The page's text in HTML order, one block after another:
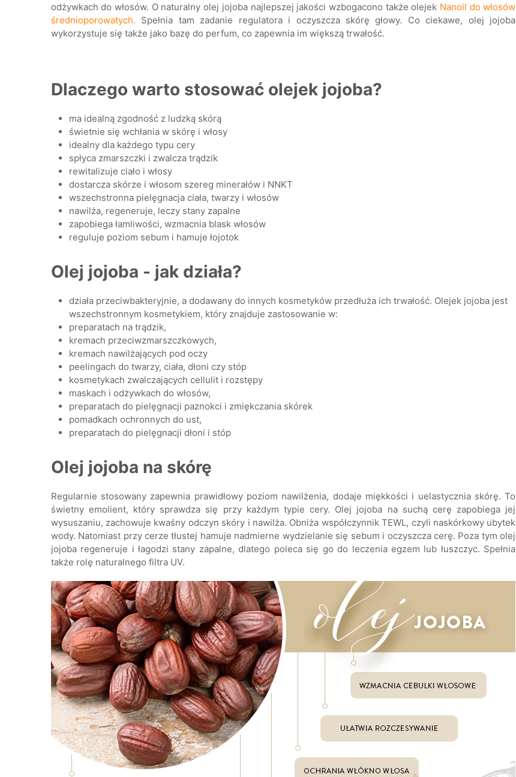
odżywkach do włosów. O naturalny olej jojoba najlepszej jakości wzbogacono także olejek Nanoil do włosów
średnioporowatych. Spełnia tam zadanie regulatora i oczyszcza skórę głowy. Co ciekawe, olej jojoba
wykorzystuje się także jako bazę do perfum, co zapewnia im większą trwałość.
Dlaczego warto stosować olejek jojoba?
ma idealną zgodność z ludzką skórą
świetnie się wchłania w skórę i włosy
idealny dla każdego typu cery
spłyca zmarszczki i zwalcza trądzik
rewitalizuje ciało i włosy
dostarcza skórze i włosom szereg minerałów i NNKT
wszechstronna pielęgnacja ciała, twarzy i włosów
nawilża, regeneruje, leczy stany zapalne
zapobiega łamliwości, wzmacnia blask włosów
reguluje poziom sebum i hamuje łojotok
Olej jojoba - jak działa?
działa przeciwbakteryjnie, a dodawany do innych kosmetyków przedłuża ich trwałość. Olejek jojoba jest
wszechstronnym kosmetykiem, który znajduje zastosowanie w:
preparatach na trądzik,
kremach przeciwzmarszczkowych,
kremach nawilżających pod oczy
peelingach do twarzy, ciała, dłoni czy stóp
kosmetykach zwalczających cellulit i rozstępy
maskach i odżywkach do włosów,
preparatach do pielęgnacji paznokci i zmiękczania skórek
pomadkach ochronnych do ust,
preparatach do pielęgnacji dłoni i stóp
Olej jojoba na skórę
Regularnie stosowany zapewnia prawidłowy poziom nawilżenia, dodaje miękkości i uelastycznia skórę. To
świetny emolient, który sprawdza się przy każdym typie cery. Olej jojoba na suchą cerę zapobiega jej
wysuszaniu, zachowuje kwaśny odczyn skóry i nawilża. Obniża współczynnik TEWL, czyli naskórkowy ubytek
wody. Natomiast przy cerze tłustej hamuje nadmierne wydzielanie się sebum i oczyszcza cerę. Poza tym olej
jojoba regeneruje i łagodzi stany zapalne, dlatego poleca się go do leczenia egzem lub łuszczyc. Spełnia
także rolę naturalnego filtra UV.